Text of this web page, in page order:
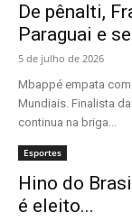
De pênalti,
Paraguai e
5 de julho de 2026
Mbappé empata
Mundiais. Finalista
continua na briga...
Esportes
Hino do
é eleito...